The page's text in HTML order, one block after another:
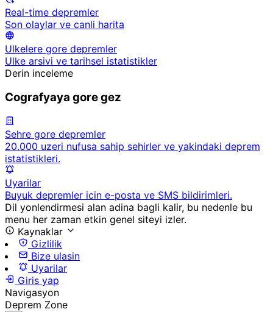
Real-time depremler
Son olaylar ve canli harita
Ulkelere gore depremler
Ulke arsivi ve tarihsel istatistikler
Derin inceleme
Cografyaya gore gez
Sehre gore depremler
20.000 uzeri nufusa sahip sehirler ve yakindaki deprem
istatistikleri.
Uyarilar
Buyuk depremler icin e-posta ve SMS bildirimleri.
Dil yonlendirmesi alan adina bagli kalir, bu nedenle bu
menu her zaman etkin genel siteyi izler.
Kaynaklar
Gizlilik
Bize ulasin
Uyarilar
Giris yap
Navigasyon
Deprem Zone